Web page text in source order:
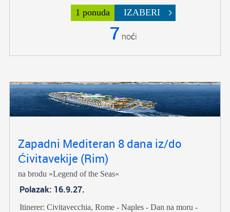
7 noći
1 ponuda IZABERI
Zapadni Mediteran 8 dana iz/do
Ćivitavekije (Rim)
na brodu »Legend of the Seas«
Polazak: 16.9.27.
Itinerer: Civitavecchia, Rome - Naples - Dan na moru -